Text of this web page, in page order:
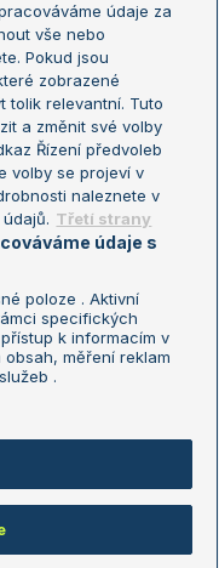
soukromí
o zpracování osobních
zpravodajství ČTK.
údaje za
vše nebo
Pokud jsou
zobrazené
tolik relevantní. Tuto
a změnit své volby
Řízení předvoleb
volby se projeví v
naleznete v
Třetí strany
údaje s
poloze . Aktivní
specifických
k informacím v
měření reklam
.